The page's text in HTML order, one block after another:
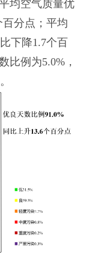
均空气质量优
百分点；平均
下降1.7个百
比例为5.0%，